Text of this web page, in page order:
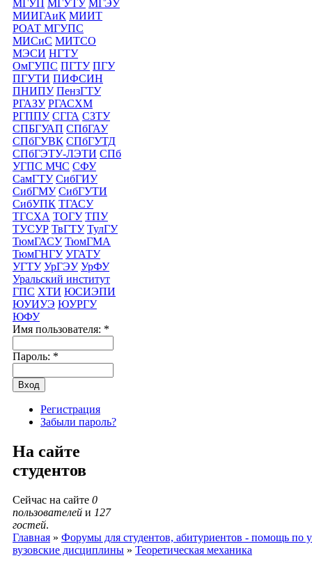
МГУП МГУТУ МГЭУ
МИИГАиК МИИТ
РОАТ МГУПС
МИСиС МИТСО
МЭСИ НГТУ
ОмГУПС ПГТУ ПГУ
ПГУТИ ПИФСИН
ПНИПУ ПензГТУ
РГАЗУ РГАСХМ
РГППУ СГГА СЗТУ
СПБГУАП СПбГАУ
СПбГУВК СПбГУТД
СПбГЭТУ-ЛЭТИ СПб
УГПС МЧС СФУ
СамГТУ СибГИУ
СибГМУ СибГУТИ
СибУПК ТГАСУ
ТГСХА ТОГУ ТПУ
ТУСУР ТвГТУ ТулГУ
ТюмГАСУ ТюмГМА
ТюмГНГУ УГАТУ
УГТУ УрГЭУ УрФУ
Уральский институт
ГПС ХТИ ЮСИЭПИ
ЮУИУЭ ЮУРГУ
ЮФУ
Имя пользователя: *
Пароль: *
Регистрация
Забыли пароль?
На сайте
студентов
Сейчас на сайте 0
пользователей и 127
гостей.
Главная » Форумы для студентов, абитуриентов - помощь по
вузовские дисциплины » Теоретическая механика